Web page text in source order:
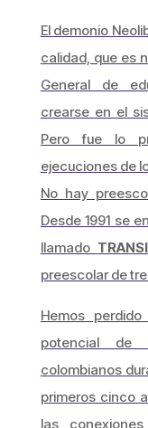
El demonio
calidad, que es
General de
crearse en el
Pero fue lo
ejecuciones de
No hay
Desde 1991 se
llamado
preescolar de
Hemos
potencial de
colombianos
primeros cinco
las